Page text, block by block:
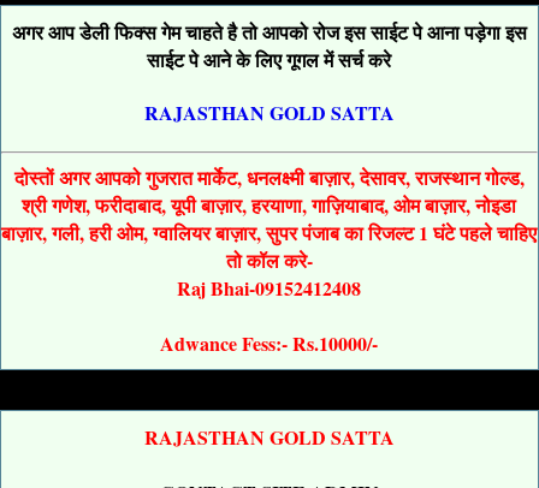
अगर आप डेली फिक्स गेम चाहते है तो आपको रोज इस साईट पे आना पड़ेगा इस
साईट पे आने के लिए गूगल में सर्च करे
RAJASTHAN GOLD SATTA
दोस्तों अगर आपको गुजरात मार्केट, धनलक्ष्मी बाज़ार, देसावर, राजस्थान गोल्ड,
श्री गणेश, फरीदाबाद, यूपी बाज़ार, हरयाणा, गाज़ियाबाद, ओम बाज़ार, नोइडा
बाज़ार, गली, हरी ओम, ग्वालियर बाज़ार, सुपर पंजाब का रिजल्ट 1 घंटे पहले चाहिए
तो कॉल करे-
Raj Bhai-09152412408
Adwance Fess:- Rs.10000/-
RAJASTHAN GOLD SATTA